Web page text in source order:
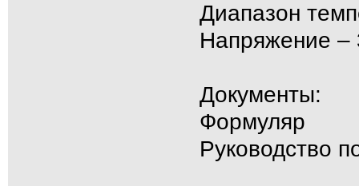
Диапазон
Напряжение –
Документы:
Формуляр
Руководство